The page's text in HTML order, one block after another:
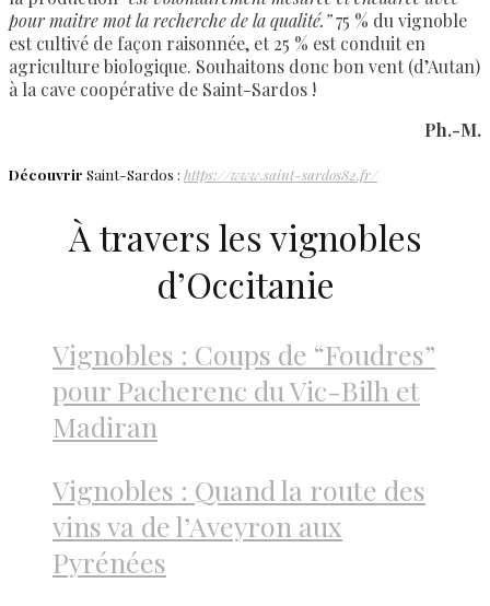
pour maitre mot la recherche de la qualité.”75 % du vignoble
est cultivé de façon raisonnée, et 25 % est conduit en
agriculture biologique. Souhaitons donc bon vent (d’Autan)
à la cave coopérative de Saint-Sardos !
Ph.-M.
Découvrir Saint-Sardos : https://www.saint-sardos82.fr/
À travers les vignobles
d’Occitanie
Vignobles : Coups de “Foudres”
pour Pacherenc du Vic-Bilh et
Madiran
Vignobles : Quand la route des
vins va de l’Aveyron aux
Pyrénées